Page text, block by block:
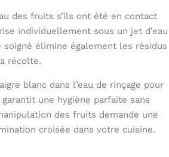
des fruits s’ils ont été en contact
individuellement sous un jet d’eau
élimine également les résidus
récolte.
blanc dans l’eau de rinçage pour
une hygiène parfaite sans
des fruits demande une
croisée dans votre cuisine.